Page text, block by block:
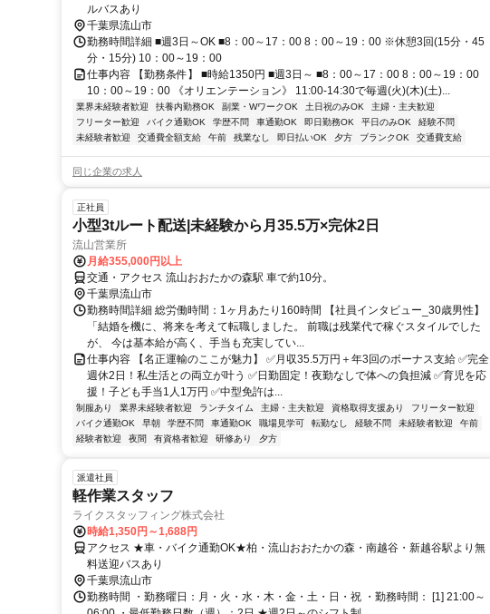
ルバスあり
千葉県流山市
勤務時間詳細 ■週3日～OK ■8：00～17：00 8：00～19：00 ※休憩3回(15分・45
分・15分) 10：00～19：00
仕事内容 【勤務条件】 ■時給1350円 ■週3日～ ■8：00～17：00 8：00～19：00
10：00～19：00 《オリエンテーション》 11:00-14:30で毎週(火)(木)(土)...
業界未経験者歓迎 扶養内勤務OK 副業・WワークOK 土日祝のみOK
主婦・主夫歓迎
フリーター歓迎
バイク通勤OK 学歴不問 車通勤OK 即日勤務OK 平日のみOK
経験不問
未経験者歓迎
交通費全額支給 午前 残業なし 即日払いOK 夕方 ブランクOK 交通費支給
同じ企業の求人
正社員
小型3tルート配送|未経験から月35.5万×完休2日
流山営業所
月給355,000円以上
交通・アクセス 流山おおたかの森駅 車で約10分。
千葉県流山市
勤務時間詳細 総労働時間：1ヶ月あたり160時間 【社員インタビュー_30歳男性】
「結婚を機に、将来を考えて転職しました。 前職は残業代で稼ぐスタイルでした
が、 今は基本給が高く、手当も充実してい...
仕事内容 【名正運輸のここが魅力】 ✅月収35.5万円＋年3回のボーナス支給 ✅完全
週休2日！私生活との両立が叶う ✅日勤固定！夜勤なしで体への負担減 ✅育児を応
援！子ども手当1人1万円 ✅中型免許は...
制服あり 業界未経験者歓迎 ランチタイム 主婦・主夫歓迎 資格取得支援あり
フリーター歓迎
バイク通勤OK
早朝 学歴不問 車通勤OK 職場見学可 転勤なし 経験不問 未経験者歓迎
午前
経験者歓迎
夜間 有資格者歓迎 研修あり 夕方
派遣社員
軽作業スタッフ
ライクスタッフィング株式会社
時給1,350円～1,688円
アクセス ★車・バイク通勤OK★柏・流山おおたかの森・南越谷・新越谷駅より無
料送迎バスあり
千葉県流山市
勤務時間 ・勤務曜日：月・火・水・木・金・土・日・祝 ・勤務時間： [1] 21:00～